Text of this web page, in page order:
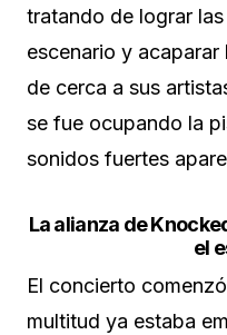
tratando de lograr
escenario y
de cerca a sus
se fue ocupando la
sonidos fuertes
La alianza de
el
El concierto
multitud ya estaba